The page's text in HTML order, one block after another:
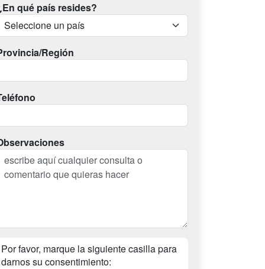
qué país resides?
Región
Por favor, marque la siguiente casilla para
darnos su consentimiento: